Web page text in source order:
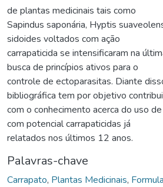
de plantas medicinais tais como
Sapindus saponária, Hyptis
sidoides voltados com ação
carrapaticida se intensificaram na
busca de princípios ativos para o
controle de ectoparasitas. Diante
bibliográfica tem por objetivo
com o conhecimento acerca do uso
com potencial carrapaticidas já
relatados nos últimos 12 anos.
Palavras-chave
Carrapato, Plantas Medicinais,